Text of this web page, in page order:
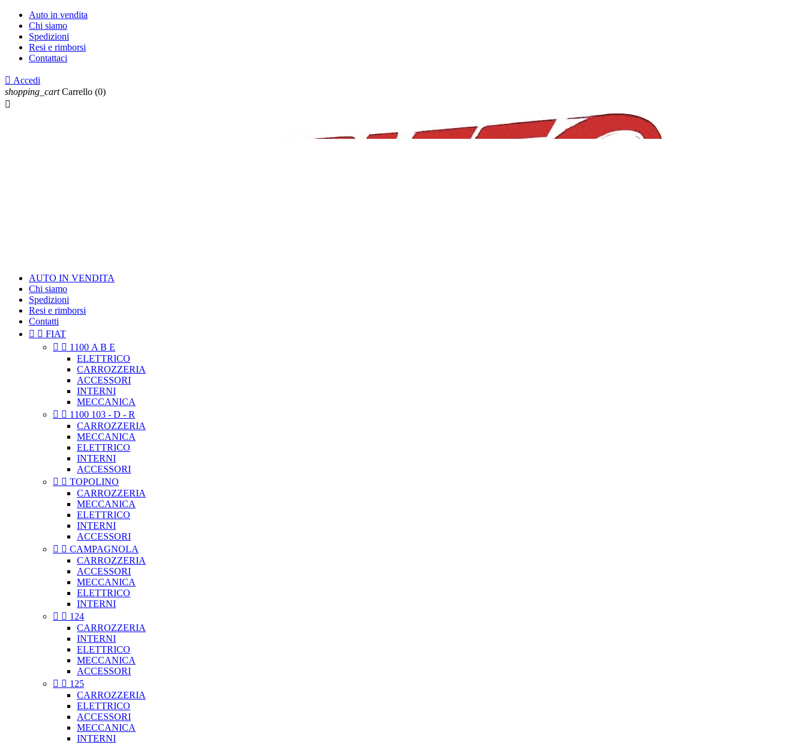
Auto in vendita
Chi siamo
Spedizioni
Resi e rimborsi
Contattaci
 Accedi
shopping_cart Carrello (0)

AUTO IN VENDITA
Chi siamo
Spedizioni
Resi e rimborsi
Contatti
  FIAT
  1100 A B E
ELETTRICO
CARROZZERIA
ACCESSORI
INTERNI
MECCANICA
  1100 103 - D - R
CARROZZERIA
MECCANICA
ELETTRICO
INTERNI
ACCESSORI
  TOPOLINO
CARROZZERIA
MECCANICA
ELETTRICO
INTERNI
ACCESSORI
  CAMPAGNOLA
CARROZZERIA
ACCESSORI
MECCANICA
ELETTRICO
INTERNI
  124
CARROZZERIA
INTERNI
ELETTRICO
MECCANICA
ACCESSORI
  125
CARROZZERIA
ELETTRICO
ACCESSORI
MECCANICA
INTERNI